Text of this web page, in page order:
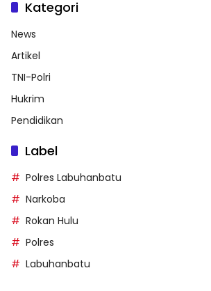
Kategori
News
Artikel
TNI-Polri
Hukrim
Pendidikan
Label
Polres Labuhanbatu
Narkoba
Rokan Hulu
Polres
Labuhanbatu